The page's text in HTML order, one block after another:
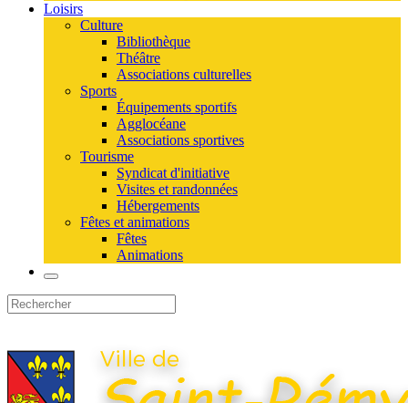
Loisirs
Culture
Bibliothèque
Théâtre
Associations culturelles
Sports
Équipements sportifs
Agglocéane
Associations sportives
Tourisme
Syndicat d'initiative
Visites et randonnées
Hébergements
Fêtes et animations
Fêtes
Animations